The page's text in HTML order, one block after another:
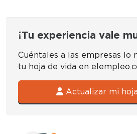
¡Tu experiencia vale
Cuéntales a las empresas lo
tu hoja de vida en
Actualizar mi